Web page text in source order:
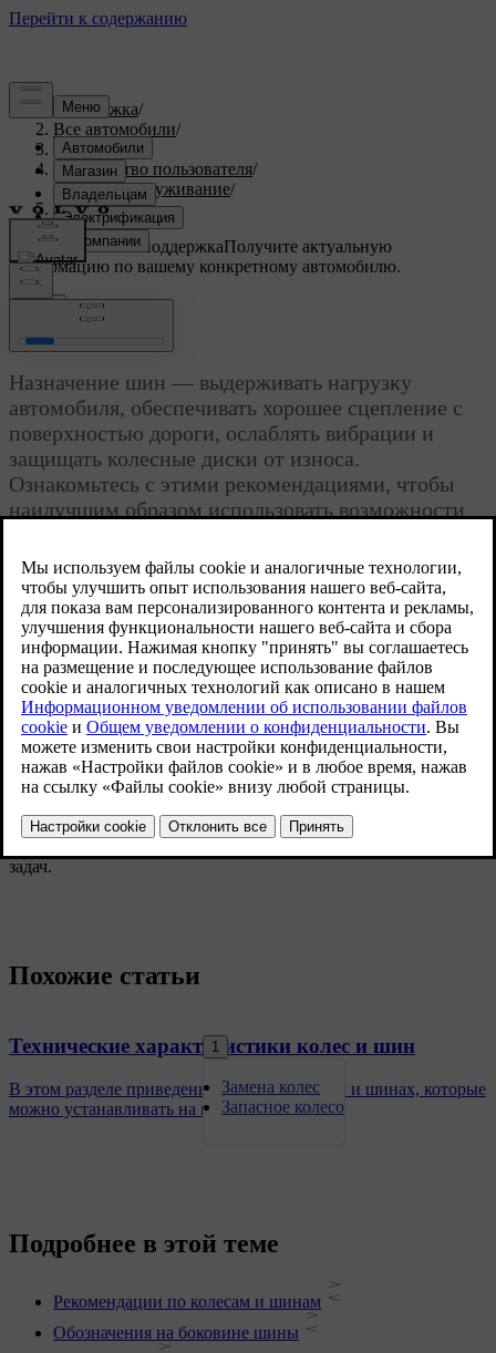
Поддержка/
Все автомобили/
XC90 2027/
Руководство пользователя/
Уход и обслуживание/
Колеса и шины
Индивидуальная поддержкаПолучите актуальную
информацию по вашему конкретному автомобилю.
Обновленная версия 16.04.2025
Колеса и шины
Назначение шин — выдерживать нагрузку
автомобиля, обеспечивать хорошее сцепление с
поверхностью дороги, ослаблять вибрации и
защищать колесные диски от износа.
Ознакомьтесь с этими рекомендациями, чтобы
наилучшим образом использовать возможности
1
Замена колес
Запасное колесо
В этом разделе описано, как поддерживать нужное давления в
задач.
Похожие статьи
Технические характеристики колес и шин
В этом разделе приведены данные о колесах и шинах, которые
можно устанавливать на ваш автомобиль.
Подробнее в этой теме
Рекомендации по колесам и шинам
Обозначения на боковине шины